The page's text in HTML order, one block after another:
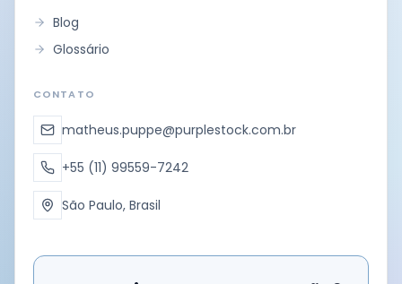
Blog
Glossário
CONTATO
matheus.puppe@purplestock.com.br
+55 (11) 99559-7242
São Paulo, Brasil